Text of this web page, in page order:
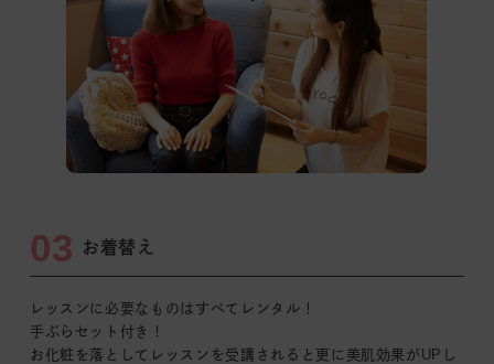
03 お着替え
レッスンに必要なものはすべてレンタル！
手ぶらセット付き！
お化粧を落としてレッスンを受講されると更に美肌効果がUPし